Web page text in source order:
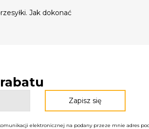
Jak dokonać
elektronicznej na podany przeze mnie adres